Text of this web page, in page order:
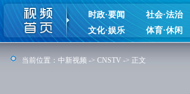
时政·要闻 社会·法治
文化·娱乐
体育·休闲
当前位置： 中新视频 -> CNSTV -> 正文